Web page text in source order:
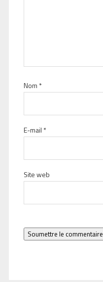
Nom *
E-mail *
Site web
Soumettre le commentaire